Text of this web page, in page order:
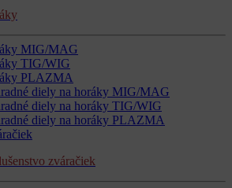
MIG/MAG
TIG/WIG
PLAZMA
diely na horáky MIG/MAG
diely na horáky TIG/WIG
diely na horáky PLAZMA
zváračiek